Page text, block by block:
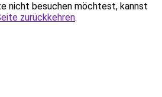
nicht besuchen möchtest, kannst
zurückkehren.